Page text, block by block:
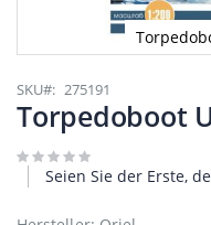
Anfang
der
Bildgalerie
SKU 275191
Torpedoboot
Seien Sie der Erste,